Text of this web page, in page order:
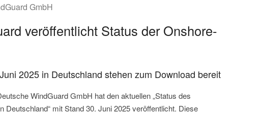
GmbH
veröffentlicht Status der Onshore-
2025 in Deutschland stehen zum Download bereit
WindGuard GmbH hat den aktuellen „Status des
Deutschland“ mit Stand 30. Juni 2025 veröffentlicht. Diese